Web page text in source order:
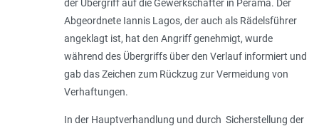
der Übergriff auf die Gewerkschafter in Perama. Der
Abgeordnete Iannis Lagos, der auch als Rädelsführer
angeklagt ist, hat den Angriff genehmigt, wurde
während des Übergriffs über den Verlauf informiert und
gab das Zeichen zum Rückzug zur Vermeidung von
Verhaftungen.
In der Hauptverhandlung und durch Sicherstellung der